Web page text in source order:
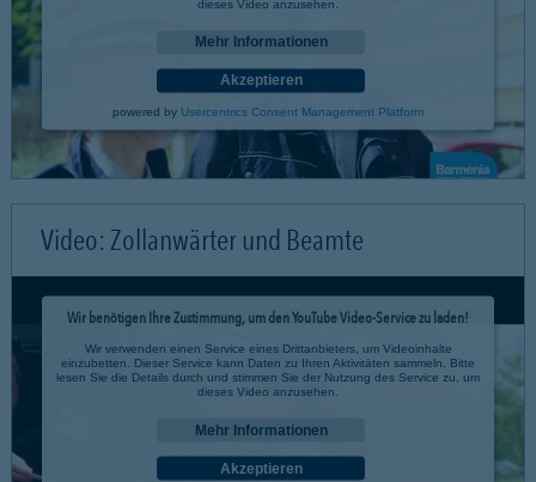
dieses Video anzusehen.
Mehr Informationen
Akzeptieren
powered by Usercentrics Consent Management Platform
Video: Zollanwärter und Beamte
Wir benötigen Ihre Zustimmung, um den YouTube Video-Service zu laden!
Wir verwenden einen Service eines Drittanbieters, um Videoinhalte
einzubetten. Dieser Service kann Daten zu Ihren Aktivitäten sammeln. Bitte
lesen Sie die Details durch und stimmen Sie der Nutzung des Service zu, um
dieses Video anzusehen.
Mehr Informationen
Akzeptieren